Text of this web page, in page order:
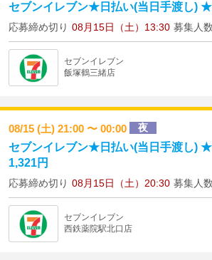
セブンイレブン★日払い(当日手渡し) ★
応募締め切り 08月15日（土）13:30 募集人数
セブンイレブン
飯塚鶴三緒店
08/15 (土) 21:00 〜 00:00 夜
セブンイレブン★日払い(当日手渡し)
1,321円
応募締め切り 08月15日（土）20:30 募集人数
セブンイレブン
西鉄薬院駅北口店